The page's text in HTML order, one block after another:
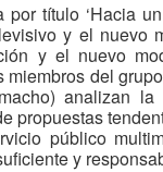
por título ‘Hacia
y el nuevo
y el nuevo
del
analizan
propuestas
público
y